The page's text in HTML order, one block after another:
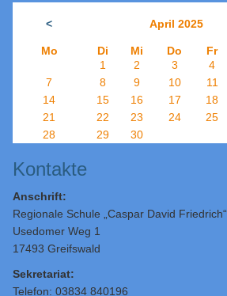
< April 2025
Mo Di Mi Do Fr
1
2 3 4
7
8 9 10 11
14
15 16 17 18
21
22 23 24 25
28
29 30
Kontakte
Anschrift:
Regionale Schule „Caspar David Friedrich“
Usedomer Weg 1
17493 Greifswald
Sekretariat:
Telefon: 03834 840196